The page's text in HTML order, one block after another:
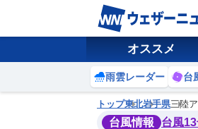
オススメ
雨雲レーダー 台
トップ東北岩手県三陸
台風情報 台風